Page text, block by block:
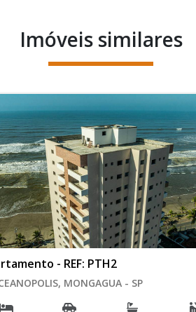
Imóveis similares
- REF: PTH2
MONGAGUA - SP